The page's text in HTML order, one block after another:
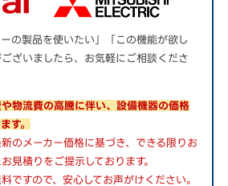
の製品を使いたい」「この機能が欲し
ざいましたら、お気軽にご相談くださ
物流費の高騰に伴い、設備機器の価格
す。
のメーカー価格に基づき、できる限りお
見積りをご提示しております。
ですので、安心してお声がけください。